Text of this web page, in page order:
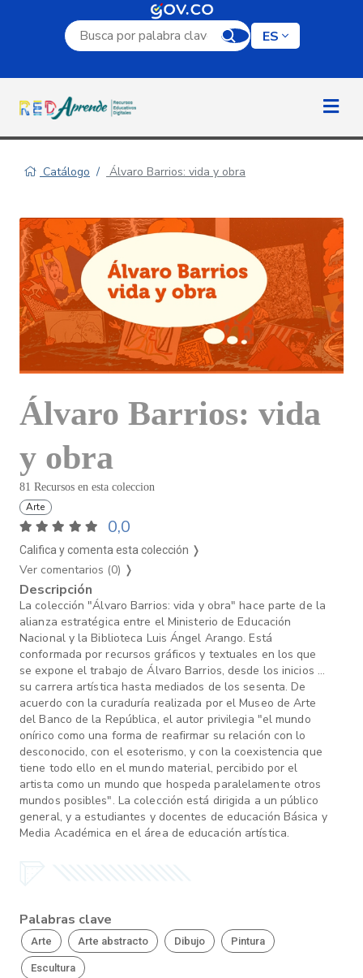
Campo de búsqueda por palabra clave
ES
Catálogo Álvaro Barrios: vida y obra
Álvaro Barrios: vida
y obra
81 Recursos en esta coleccion
Arte
0,0
Califica y comenta esta colección ❭
Ver comentarios (0) ❭
Descripción
La colección "Álvaro Barrios: vida y obra" hace parte de la
alianza estratégica entre el Ministerio de Educación
Nacional y la Biblioteca Luis Ángel Arango. Está
conformada por recursos gráficos y textuales en los que
se expone el trabajo de Álvaro Barrios, desde los inicios de
su carrera artística hasta mediados de los sesenta. De
acuerdo con la curaduría realizada por el Museo de Arte
del Banco de la República, el autor privilegia "el mundo
onírico como una forma de reafirmar su relación con lo
desconocido, con el esoterismo, y con la coexistencia que
tiene todo ello en el mundo material, percibido por el
artista como un mundo que hospeda paralelamente otros
mundos posibles". La colección está dirigida a un público
general, y a estudiantes y docentes de educación Básica y
Media Académica en el área de educación artística.
Palabras clave
Arte Arte abstracto Dibujo Pintura
Escultura